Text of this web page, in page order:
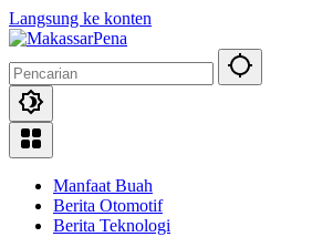
Langsung ke konten
Manfaat Buah
Berita Otomotif
Berita Teknologi